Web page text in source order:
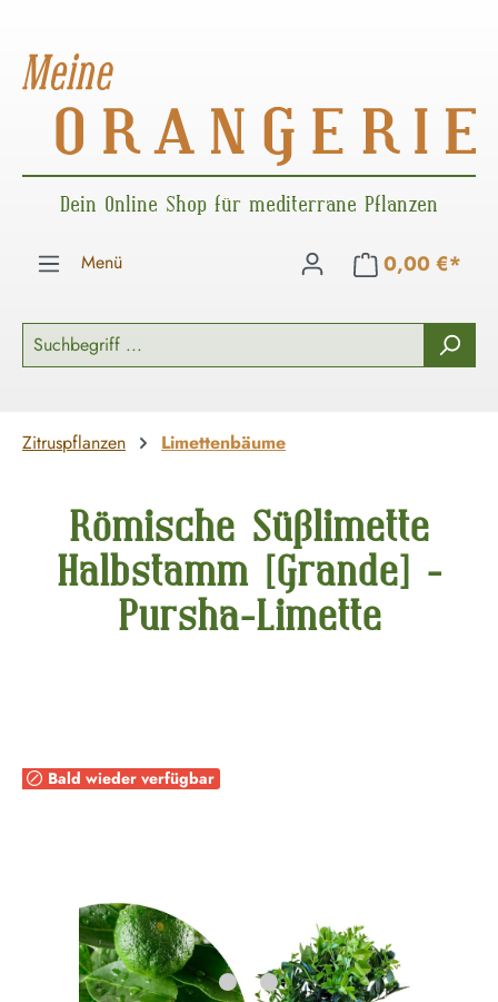
Dein Online Shop für mediterrane Pflanzen
Menü 0,00 €*
Zitruspflanzen Limettenbäume
Römische Süßlimette
Halbstamm [Grande] -
Pursha-Limette
Bald wieder verfügbar